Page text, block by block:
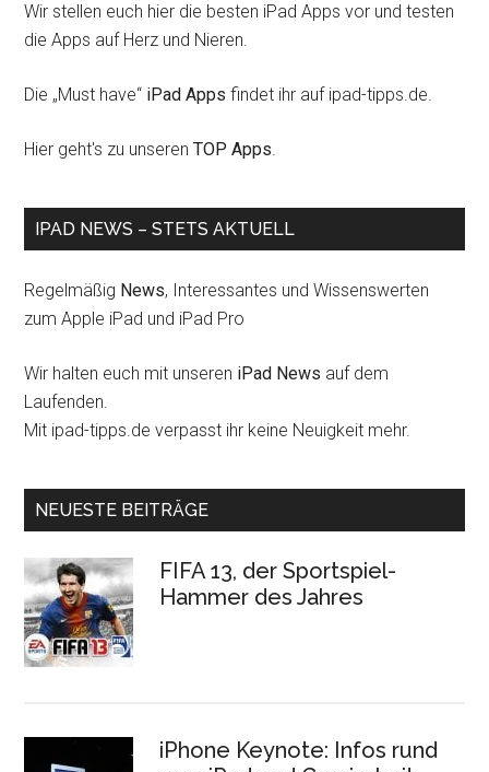
Wir stellen euch hier die besten iPad Apps vor und testen
die Apps auf Herz und Nieren.
Die „Must have“ iPad Apps findet ihr auf ipad-tipps.de.
Hier geht's zu unserenTOP Apps.
IPAD NEWS – STETS AKTUELL
Regelmäßig News, Interessantes und Wissenswerten
zum Apple iPad und iPad Pro
Wir halten euch mit unseren iPad News auf dem
Laufenden.
Mit ipad-tipps.de verpasst ihr keine Neuigkeit mehr.
NEUESTE BEITRÄGE
FIFA 13, der Sportspiel-
Hammer des Jahres
iPhone Keynote: Infos rund